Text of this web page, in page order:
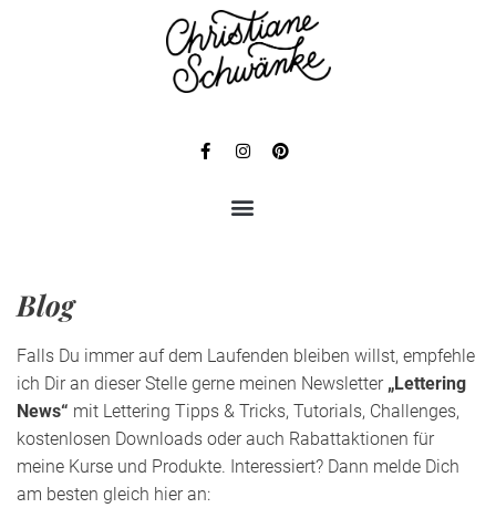
Blog
Falls Du immer auf dem Laufenden bleiben willst, empfehle
ich Dir an dieser Stelle gerne meinen Newsletter „Lettering
News“ mit Lettering Tipps & Tricks, Tutorials, Challenges,
kostenlosen Downloads oder auch Rabattaktionen für
meine Kurse und Produkte. Interessiert? Dann melde Dich
am besten gleich hier an: